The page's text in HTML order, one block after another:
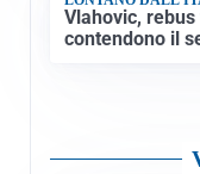
Vlahovic,
contendono il